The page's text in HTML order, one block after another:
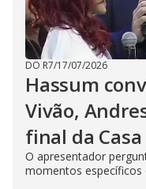
DO R7/17/07/2026
Hassum
Vivão,
final da
O apresentador
momentos específicos